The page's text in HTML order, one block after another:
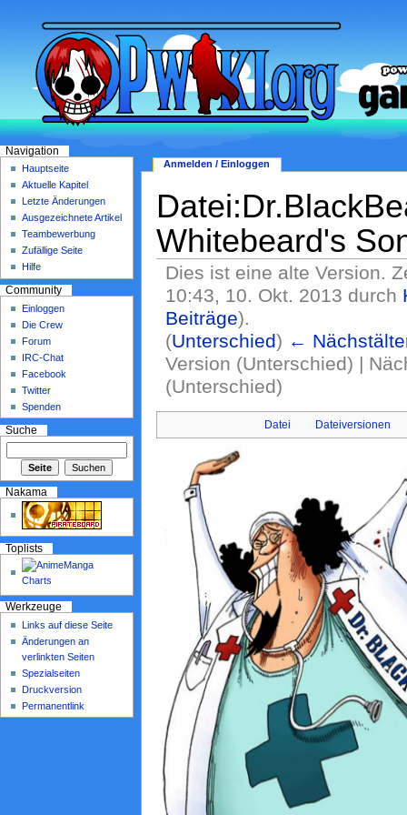
Whitebeard's
Dies ist eine alte Version.
10:43, 10. Okt. 2013 durch
Beiträge).
(Unterschied) ←
Version (Unterschied) |
(Unterschied)
Datei Dateiversionen
Anmelden / Einloggen
Navigation
Hauptseite
Aktuelle Kapitel
Letzte Änderungen
Ausgezeichnete Artikel
Teambewerbung
Zufällige Seite
Hilfe
Community
Einloggen
Die Crew
Forum
IRC-Chat
Facebook
Twitter
Spenden
Suche
Nakama
Toplists
Werkzeuge
Links auf diese Seite
Änderungen an
verlinkten Seiten
Spezialseiten
Druckversion
Permanentlink